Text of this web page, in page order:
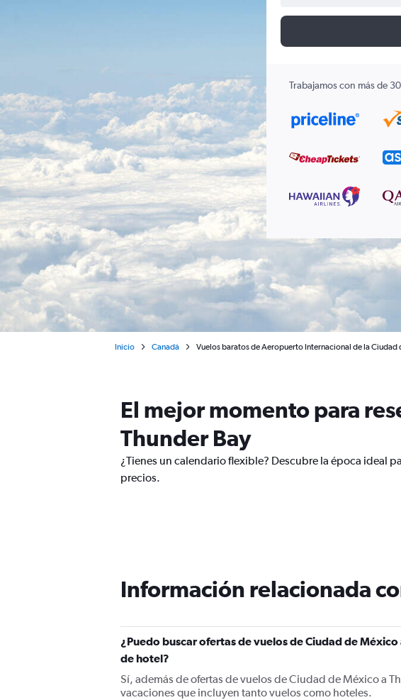
Trabajamos con más de
Inicio Canadá Vuelos baratos de Aeropuerto Internacional de la Ciudad
El mejor momento para
Thunder Bay
¿Tienes un calendario flexible? Descubre la época ideal
precios.
Información relacionada
¿Puedo buscar ofertas de vuelos de Ciudad de
de hotel?
Sí, además de ofertas de vuelos de Ciudad de México a
vacaciones que incluyen tanto vuelos como hoteles.